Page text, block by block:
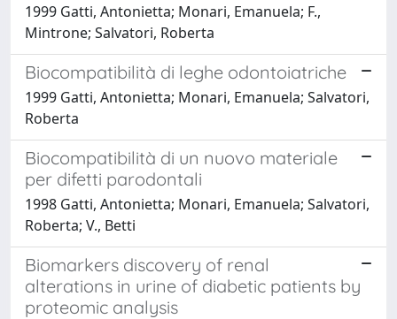
1999 Gatti, Antonietta; Monari, Emanuela; F.,
Mintrone; Salvatori, Roberta
Biocompatibilità di leghe odontoiatriche
1999 Gatti, Antonietta; Monari, Emanuela; Salvatori,
Roberta
Biocompatibilità di un nuovo materiale
per difetti parodontali
1998 Gatti, Antonietta; Monari, Emanuela; Salvatori,
Roberta; V., Betti
Biomarkers discovery of renal
alterations in urine of diabetic patients by
proteomic analysis